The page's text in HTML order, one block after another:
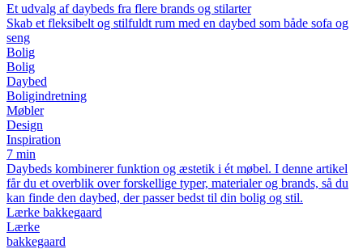
Et udvalg af daybeds fra flere brands og stilarter
Skab et fleksibelt og stilfuldt rum med en daybed som både sofa og
seng
Bolig
Bolig
Daybed
Boligindretning
Møbler
Design
Inspiration
7 min
Daybeds kombinerer funktion og æstetik i ét møbel. I denne artikel
får du et overblik over forskellige typer, materialer og brands, så du
kan finde den daybed, der passer bedst til din bolig og stil.
Lærke bakkegaard
Lærke
bakkegaard